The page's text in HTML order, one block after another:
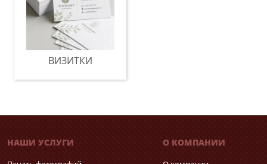
ВИЗИТКИ
НАШИ УСЛУГИ О КОМПАНИИ